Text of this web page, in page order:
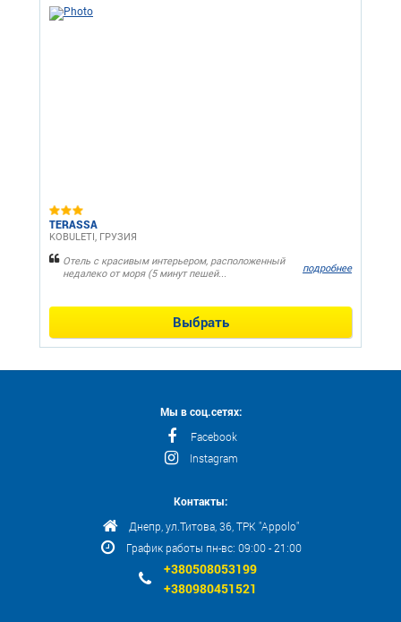
TERASSA
KOBULETI, ГРУЗИЯ
Отель с красивым интерьером, расположенный
недалеко от моря (5 минут пешей...
подробнее
Выбрать
Мы в соц.сетях:
Facebook
Instagram
Контакты:
Днепр, ул.Титова, 36, ТРК "Appolo"
График работы пн-вс: 09:00 - 21:00
+380508053199
+380980451521